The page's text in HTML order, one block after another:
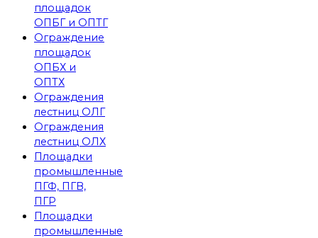
площадок
ОПБГ и ОПТГ
Ограждение
площадок
ОПБХ и
ОПТХ
Ограждения
лестниц ОЛГ
Ограждения
лестниц ОЛХ
Площадки
промышленные
ПГФ, ПГВ,
ПГР
Площадки
промышленные